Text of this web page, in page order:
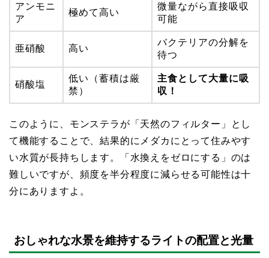
アンモニ
ア
極めて高い
微量ながら直接吸収
可能
亜硝酸 高い
バクテリアの分解を
待つ
硝酸塩
低い（蓄積は厳
禁）
主食として大量に吸
収！
このように、モンステラが「天然のフィルター」とし
て機能することで、結果的にメダカにとって住みやす
い水質が長持ちします。「水換えをゼロにする」のは
難しいですが、頻度を半分程度に減らせる可能性は十
分にありますよ。
おしゃれな水景を維持するライトの配置と光量